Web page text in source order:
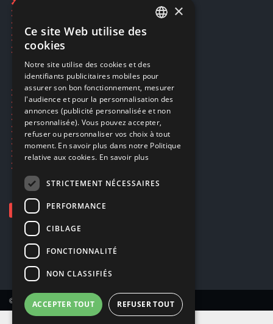
Restauration CD griffés
Réparations & SAV
Smartpoints
Ecogaming
Expédition & retours
Confidentialité
Conditions générales
EA Sport UFC 6
Call of Duty: Modern Warfare 4
Rachat et revente de jeux en cash
© Copyright 2026 Smartoys SA – Tous droits réservés.
ENGLISH
×
Ce site Web utilise des
cookies
Notre site utilise des cookies et des
identifiants publicitaires mobiles pour
assurer son bon fonctionnement, mesurer
l'audience et pour la personnalisation des
annonces (publicité personnalisée et non
personnalisée). Vous pouvez accepter,
refuser ou personnaliser vos choix à tout
moment. En savoir plus dans notre Politique
relative aux cookies. En savoir plus
STRICTEMENT NÉCESSAIRES
PERFORMANCE
CIBLAGE
FONCTIONNALITÉ
NON CLASSIFIÉS
ACCEPTER TOUT REFUSER TOUT